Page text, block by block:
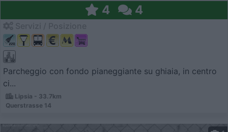
4 4
Parcheggio con fondo pianeggiante su ghiaia, in centro
ci...
Lipsia - 33.7km
Querstrasse 14